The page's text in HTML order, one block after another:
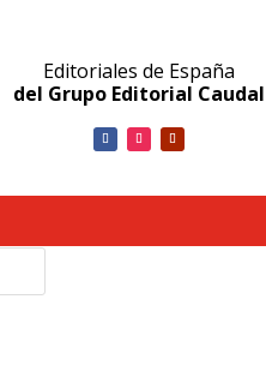
Editoriales de España
del Grupo Editorial Caudal